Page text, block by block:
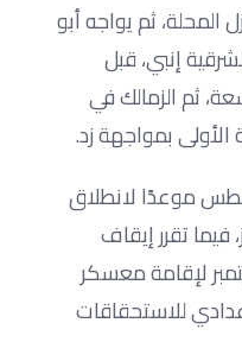
المحلة، ثم يواجه أبو
إنبي، قبل
ثم الزمالك في
الأولى بمواجهة زد.
الأندية يوم 21 أغسطس موعدًا لانطلاق
فيما تقرر إيقاف
مؤقتًا اعتبارًا من 20 سبتمبر لإقامة معسكر
للاستحقاقات